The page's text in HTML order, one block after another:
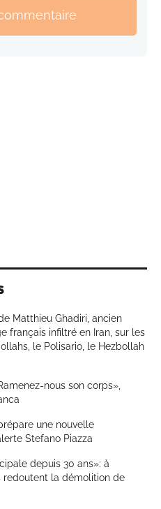
Matthieu Ghadiri, ancien
français infiltré en Iran, sur les
le Polisario, le Hezbollah
nous son corps»,
une nouvelle
Stefano Piazza
depuis 30 ans»: à
redoutent la démolition de